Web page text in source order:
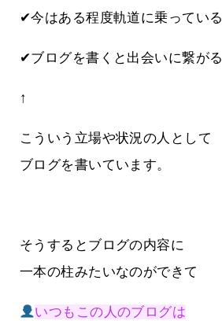
✔今はある程度軌道に乗っている
✔ブログを書くと出会いに繋がる
↑
こういう立場や状況の人として
ブログを書いています。
そうするとブログの内容に
一本の柱みたいなのができて
いつもこの人のブログは